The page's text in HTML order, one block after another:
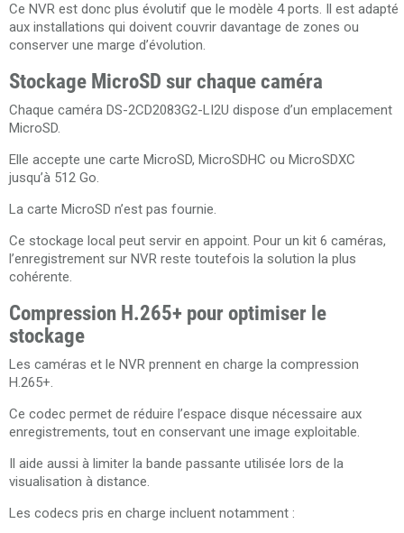
Ce NVR est donc plus évolutif que le modèle 4 ports. Il est adapté
aux installations qui doivent couvrir davantage de zones ou
conserver une marge d’évolution.
Stockage MicroSD sur chaque caméra
Chaque caméra DS-2CD2083G2-LI2U dispose d’un emplacement
MicroSD.
Elle accepte une carte MicroSD, MicroSDHC ou MicroSDXC
jusqu’à 512 Go.
La carte MicroSD n’est pas fournie.
Ce stockage local peut servir en appoint. Pour un kit 6 caméras,
l’enregistrement sur NVR reste toutefois la solution la plus
cohérente.
Compression H.265+ pour optimiser le
stockage
Les caméras et le NVR prennent en charge la compression
H.265+.
Ce codec permet de réduire l’espace disque nécessaire aux
enregistrements, tout en conservant une image exploitable.
Il aide aussi à limiter la bande passante utilisée lors de la
visualisation à distance.
Les codecs pris en charge incluent notamment :